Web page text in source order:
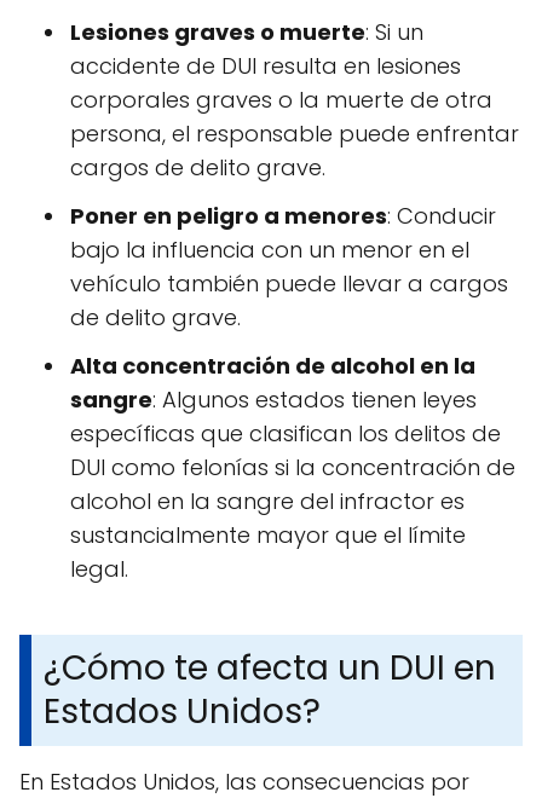
Lesiones graves o muerte: Si un
accidente de DUI resulta en lesiones
corporales graves o la muerte de otra
persona, el responsable puede enfrentar
cargos de delito grave.
Poner en peligro a menores: Conducir
bajo la influencia con un menor en el
vehículo también puede llevar a cargos
de delito grave.
Alta concentración de alcohol en la
sangre: Algunos estados tienen leyes
específicas que clasifican los delitos de
DUI como felonías si la concentración de
alcohol en la sangre del infractor es
sustancialmente mayor que el límite
legal.
¿Cómo te afecta un DUI en
Estados Unidos?
En Estados Unidos, las consecuencias por